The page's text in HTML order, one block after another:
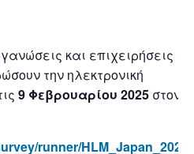
και επιχειρήσεις
την ηλεκτρονική
9 Φεβρουαρίου 2025 στον
runner/HLM_Japan_2025